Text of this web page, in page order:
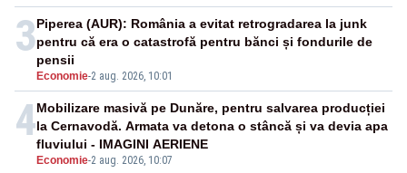
3
Economie-2 aug. 2026, 10:01
Piperea (AUR): România a evitat retrogradarea la junk
pentru că era o catastrofă pentru bănci și fondurile de
pensii
4
Economie-2 aug. 2026, 10:07
Mobilizare masivă pe Dunăre, pentru salvarea producției
la Cernavodă. Armata va detona o stâncă și va devia apa
fluviului - IMAGINI AERIENE